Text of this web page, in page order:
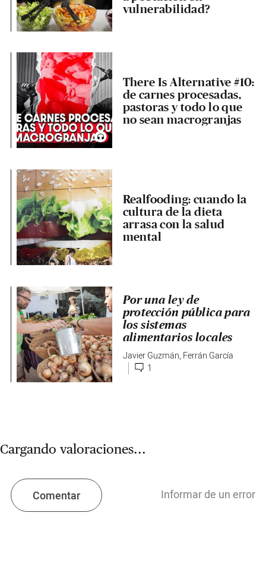
vulnerabilidad?
There Is Alternative #10:
de carnes procesadas,
pastoras y todo lo que
no sean macrogranjas
Realfooding: cuando la
cultura de la dieta
arrasa con la salud
mental
Por una ley de
protección pública para
los sistemas
alimentarios locales
Javier Guzmán, Ferrán García
1
Cargando valoraciones...
Comentar Informar de un error